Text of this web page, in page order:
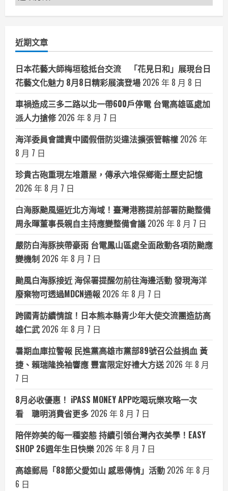
聞
近期文章
日本花藝大師梅垣稔抵台交流 「花見日和」展現台日
花藝文化魅力 8月8日精彩展演登場 2026 年 8 月 8 日
車禍造成三多二路以北一帶600戶停電 台電高雄區處加
派人力搶修 2026 年 8 月 7 日
海洋委員會譴責中國假借防災違法擴張管轄權 2026 年
8 月 7 日
珍貴古砲重現左堆蕭屋，傳承六堆保鄉衛土歷史記憶
2026 年 8 月 7 日
白海豚颱風逼近北方海域！臺灣港務提前部署防颱整備
周永暉董事長親自主持應變整備會議 2026 年 8 月 7 日
嚴防白海豚挾帶豪雨 台電鳳山區處全面啟動各項防颱應
變機制 2026 年 8 月 7 日
颱風白海豚接近 海保署提醒勿前往海邊活動 發現海洋
廢棄物可透過MDCN通報 2026 年 8 月 7 日
跨國青訪續情誼！日本熊本縣青少年大使交流團造訪高
雄仁武 2026 年 8 月 7 日
暑期血庫拉警報 民進黨高雄市黨部89號召公益捐血 黃
捷、賴瑞隆挽袖響應 豐富限定好禮大方送 2026 年 8 月
7 日
8月必收優惠！ iPASS MONEY APP吃喝玩樂攻略一次
看 聰明消費省更多 2026 年 8 月 7 日
陪伴妳美的每一種姿態 持續引領台灣內衣美學！EASY
SHOP 26週年生日快樂 2026 年 8 月 7 日
高雄郵局「88節父愛如山 感恩傳情」活動 2026 年 8 月
6 日